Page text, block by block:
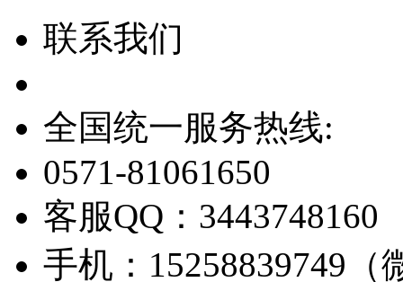
联系我们
全国统一服务热线:
0571-81061650
客服QQ： 3443748160
手机： 15258839749（